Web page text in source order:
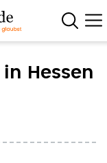
Hessen